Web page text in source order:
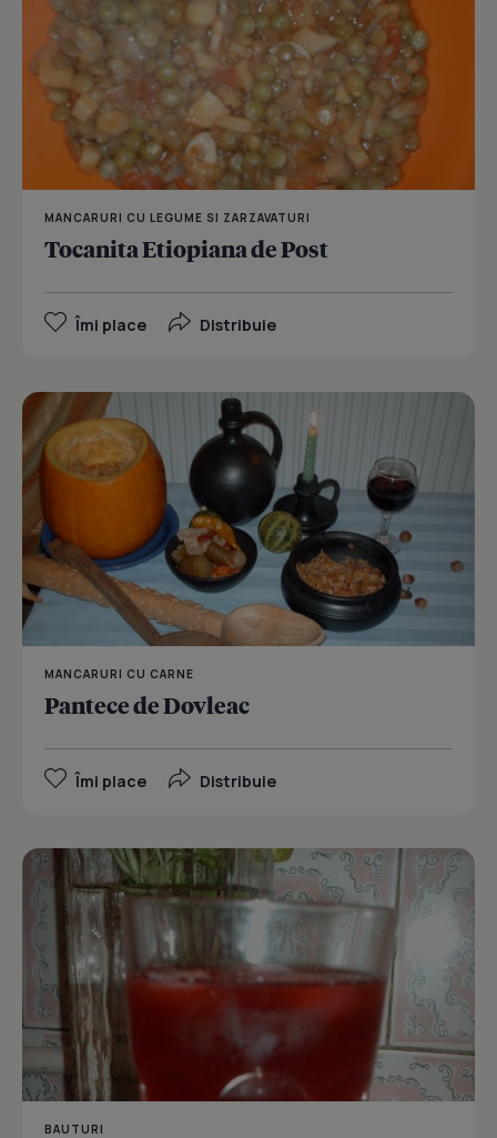
MANCARURI CU LEGUME SI ZARZAVATURI
Tocanita Etiopiana de Post
Îmi place Distribuie
MANCARURI CU CARNE
Pantece de Dovleac
Îmi place Distribuie
BAUTURI